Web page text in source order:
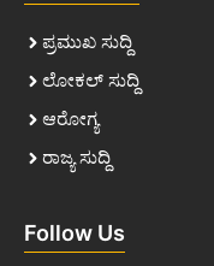
ಪ್ರಮುಖ ಸುದ್ದಿ
ಲೋಕಲ್ ಸುದ್ದಿ
ಆರೋಗ್ಯ
ರಾಜ್ಯ ಸುದ್ದಿ
Follow Us